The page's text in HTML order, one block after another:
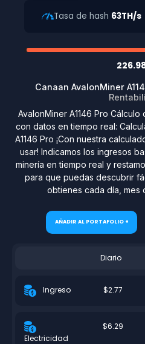
Tasa de hash 63TH/s
Canaan AvalonMiner
AvalonMiner A1146 Pro
con datos en tiempo real:
A1146 Pro ¡Con nuestra
usar! Indicamos los ingresos
minería en tiempo real y
para que puedas descubrir
obtienes cada día, mes
AÑADIR AL PORTAFOLIO +
Diario
Ingreso $2.77
Electricidad
$6.29